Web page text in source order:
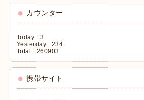
カウンター
Today : 3
Yesterday : 234
Total : 260903
携帯サイト